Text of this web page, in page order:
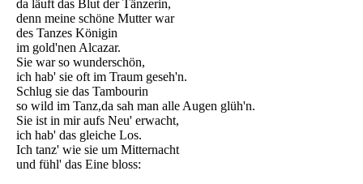
da läuft das Blut der Tänzerin,
denn meine schöne Mutter war
des Tanzes Königin
im gold'nen Alcazar.
Sie war so wunderschön,
ich hab' sie oft im Traum geseh'n.
Schlug sie das Tambourin
so wild im Tanz,da sah man alle Augen glüh'n.
Sie ist in mir aufs Neu' erwacht,
ich hab' das gleiche Los.
Ich tanz' wie sie um Mitternacht
und fühl' das Eine bloss: